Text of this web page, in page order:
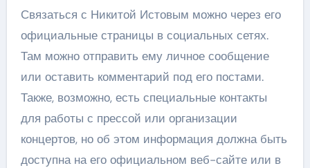
Связаться с Никитой Истовым можно через его
официальные страницы в социальных сетях.
Там можно отправить ему личное сообщение
или оставить комментарий под его постами.
Также, возможно, есть специальные контакты
для работы с прессой или организации
концертов, но об этом информация должна быть
доступна на его официальном веб-сайте или в